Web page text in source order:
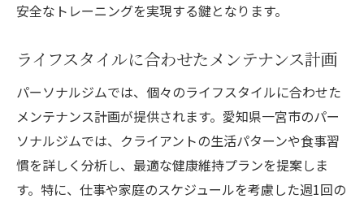
安全なトレーニングを実現する鍵となります。
ライフスタイルに合わせたメンテナンス計画
パーソナルジムでは、個々のライフスタイルに合わせた
メンテナンス計画が提供されます。愛知県一宮市のパー
ソナルジムでは、クライアントの生活パターンや食事習
慣を詳しく分析し、最適な健康維持プランを提案しま
す。特に、仕事や家庭のスケジュールを考慮した週1回の